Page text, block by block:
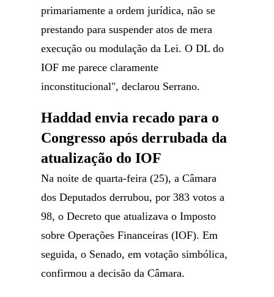
primariamente a ordem jurídica, não se
prestando para suspender atos de mera
execução ou modulação da Lei. O DL do
IOF me parece claramente
inconstitucional", declarou Serrano.
Haddad envia recado para o
Congresso após derrubada da
atualização do IOF
Na noite de quarta-feira (25), a Câmara
dos Deputados derrubou, por 383 votos a
98, o Decreto que atualizava o Imposto
sobre Operações Financeiras (IOF). Em
seguida, o Senado, em votação simbólica,
confirmou a decisão da Câmara.